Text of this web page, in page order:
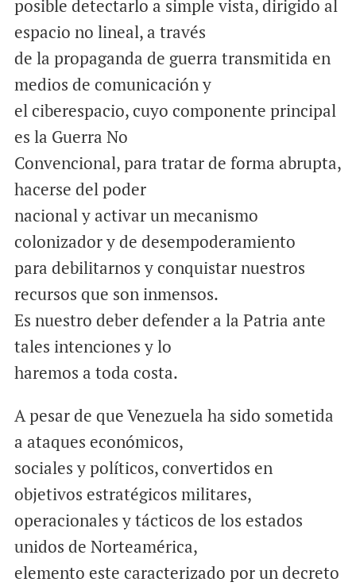
posible detectarlo a simple vista, dirigido al
espacio no lineal, a través
de la propaganda de guerra transmitida en
medios de comunicación y
el ciberespacio, cuyo componente principal
es la Guerra No
Convencional, para tratar de forma abrupta,
hacerse del poder
nacional y activar un mecanismo
colonizador y de desempoderamiento
para debilitarnos y conquistar nuestros
recursos que son inmensos.
Es nuestro deber defender a la Patria ante
tales intenciones y lo
haremos a toda costa.
A pesar de que Venezuela ha sido sometida
a ataques económicos,
sociales y políticos, convertidos en
objetivos estratégicos militares,
operacionales y tácticos de los estados
unidos de Norteamérica,
elemento este caracterizado por un decreto